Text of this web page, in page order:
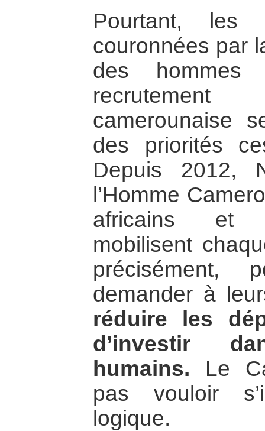
Pourtant, les
couronnées par
des
camerounaise
des priorités
Depuis 2012,
l’Homme
africains et
mobilisent
précisément,
demander à
réduire les
d’investir
humains. Le
pas vouloir
logique.